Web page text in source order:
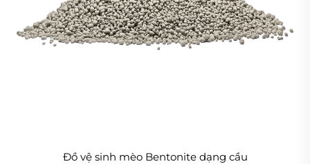
Đồ vệ sinh mèo Bentonite dạng cầu